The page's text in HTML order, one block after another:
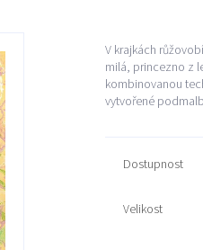
V krajkách
milá, princezno z
kombinovanou
vytvořené
Dostupnost
Velikost